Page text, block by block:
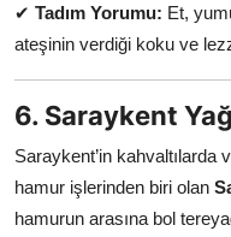
✔ Tadım Yorumu: Et,
ateşinin verdiği koku ve
6. Saraykent
Saraykent’in
hamur işlerinden biri olan
hamurun arasına bol